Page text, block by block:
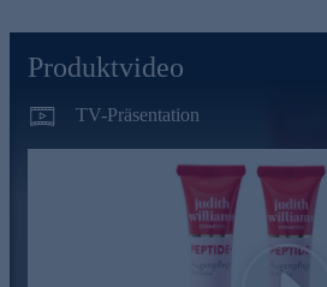
Produktvideo
TV-Präsentation